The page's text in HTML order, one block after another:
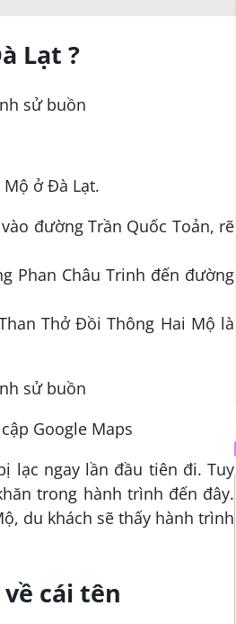
Lạt ?
ở Đà Lạt.
đường Trần Quốc Toản, rẽ
Phan Châu Trinh đến đường
Thở Đồi Thông Hai Mộ là
Google Maps
lạc ngay lần đầu tiên đi. Tuy
trong hành trình đến đây.
du khách sẽ thấy hành trình
cái tên